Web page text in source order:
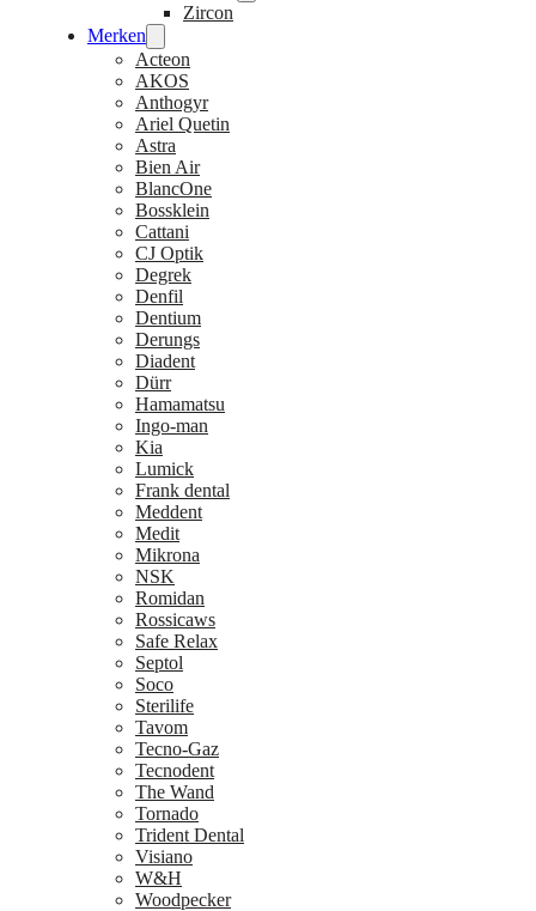
Zircon
Merken
Acteon
AKOS
Anthogyr
Ariel Quetin
Astra
Bien Air
BlancOne
Bossklein
Cattani
CJ Optik
Degrek
Denfil
Dentium
Derungs
Diadent
Dürr
Hamamatsu
Ingo-man
Kia
Lumick
Frank dental
Meddent
Medit
Mikrona
NSK
Romidan
Rossicaws
Safe Relax
Septol
Soco
Sterilife
Tavom
Tecno-Gaz
Tecnodent
The Wand
Tornado
Trident Dental
Visiano
W&H
Woodpecker